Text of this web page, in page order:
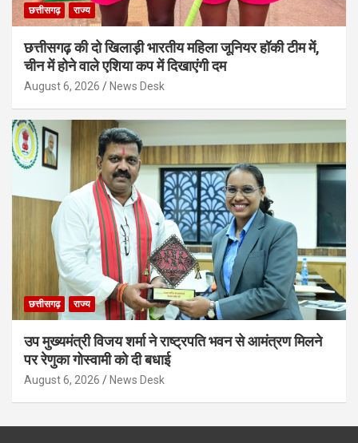
छत्तीसगढ़ राज्य
छत्तीसगढ़ की दो खिलाड़ी भारतीय महिला जूनियर हॉकी टीम में,
चीन में होने वाले एशिया कप में दिखाएंगी दम
August 6, 2026 News Desk
छत्तीसगढ़ राज्य
उप मुख्यमंत्री विजय शर्मा ने राष्ट्रपति भवन से आमंत्रण मिलने
पर रेणुका गोस्वामी को दी बधाई
August 6, 2026 News Desk